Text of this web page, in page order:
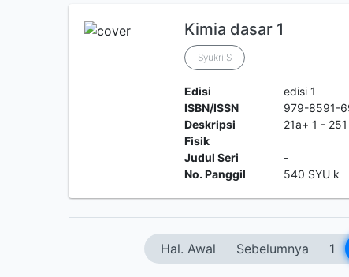
Kimia dasar 1
Syukri S
Edisi
edisi 1
ISBN/ISSN
979-8591-
Deskripsi
Fisik
21a+ 1 -
Judul Seri
-
No. Panggil
540 SYU k
Hal. Awal Sebelumnya 1